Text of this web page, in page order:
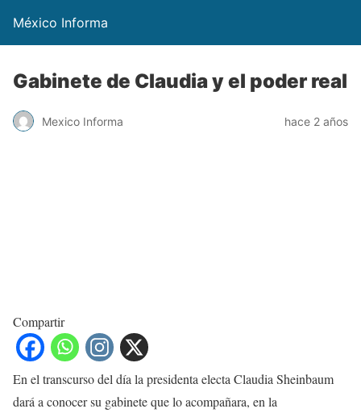
México Informa
Gabinete de Claudia y el poder real
Mexico Informa hace 2 años
Compartir
En el transcurso del día la presidenta electa Claudia Sheinbaum
dará a conocer su gabinete que lo acompañara, en la